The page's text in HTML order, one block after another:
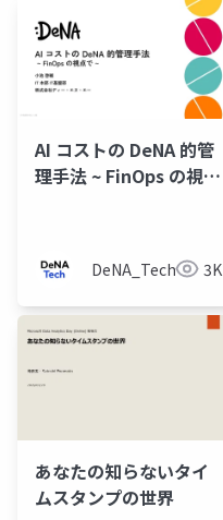
AI コストの DeNA 的管
理手法 ~ FinOps の視点
DeNA_Tech 3K
あなたの知らないタイ
ムスタンプの世界